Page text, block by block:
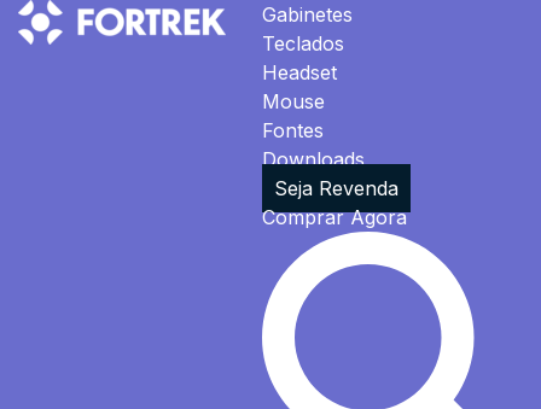
Gabinetes
Teclados
Headset
Mouse
Fontes
Downloads
Seja Revenda
Comprar Agora